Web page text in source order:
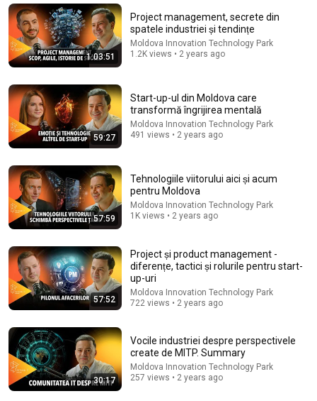
A lăsat cariera în business pentru haina monahală –
povestea Maicii Starețe Ambrozia
doxologia.ro
Country Life in the Apuseni Mountains |
Permaculture, Medicinal Plants, and Self-Sufficiency
Andreea Giurgilă • 71K views
1:03:51
Project management, secrete din
spatele industriei și tendințe
Moldova Innovation Technology Park
1.2K views • 2 years ago
59:27
Start-up-ul din Moldova care
transformă îngrijirea mentală
Moldova Innovation Technology Park
491 views • 2 years ago
57:59
Tehnologiile viitorului aici și acum
pentru Moldova
Moldova Innovation Technology Park
1K views • 2 years ago
57:52
Project și product management -
diferențe, tactici și rolurile pentru start-
up-uri
Moldova Innovation Technology Park
722 views • 2 years ago
30:17
Vocile industriei despre perspectivele
create de MITP. Summary
Moldova Innovation Technology Park
257 views • 2 years ago